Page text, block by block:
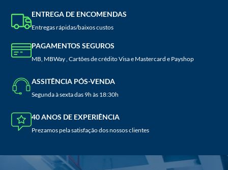
ENTREGA DE ENCOMENDAS
Entregas rápidas/baixos custos
PAGAMENTOS SEGUROS
MB, MBWay , Cartões de crédito Visa e Mastercard e Payshop
ASSITÊNCIA PÓS-VENDA
Segunda à sexta das 9h às 18:30h
40 ANOS DE EXPERIÊNCIA
Prezamos pela satisfação dos nossos clientes